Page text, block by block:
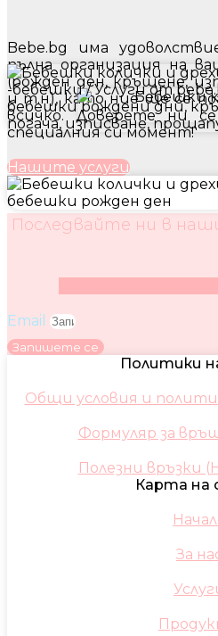
Bebe.bg има
пълна организация на
(рожден ден, кръщене,
и т.н), като ние ще се
всичко. Доверете ни
специалния си момент!
Нашите услуги
Последвайте ни в
Email
Запишете се
Политики
Общи условия и
Формуляр за
Полезни връзки
Карта на
За